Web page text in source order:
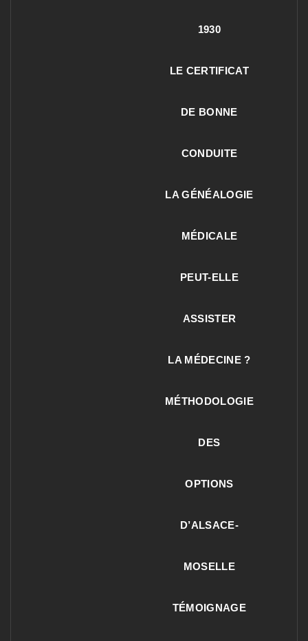
1930
LE CERTIFICAT
DE BONNE
CONDUITE
LA GÉNÉALOGIE
MÉDICALE
PEUT-ELLE
ASSISTER
LA MÉDECINE ?
MÉTHODOLOGIE
DES
OPTIONS
D’ALSACE-
MOSELLE
TÉMOIGNAGE